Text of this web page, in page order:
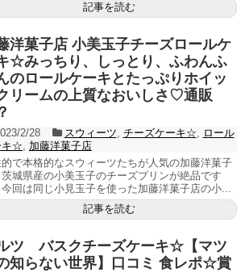
記事を読む
洋菓子店 小美玉子チーズロールケ
☆みっちり、しっとり、ふわんふ
のロールケーキとたっぷりホイッ
リームの上質なおいしさ♡通販
2/28 スウィーツ, チーズケーキ☆, ロール
キ☆, 加藤洋菓子店
で本格的なスウィーツたちが人気の加藤洋菓子
茨城県産の小美玉子のチーズプリンが絶品です
今回は同じ小見玉子を使った加藤洋菓子店の小...
記事を読む
ツ バスクチーズケーキ☆【マツ
知らない世界】口コミ 食レポ☆賞